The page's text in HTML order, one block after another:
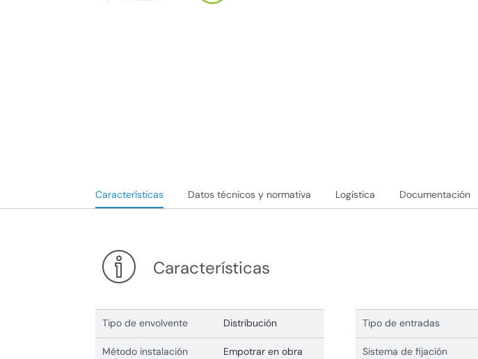
Características Datos técnicos y normativa Logística Documentación
Características
Tipo de envolvente Distribución
Método instalación Empotrar en obra
Tipo de entradas
Sistema de fijación